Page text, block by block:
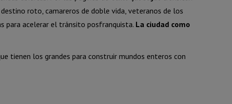
roto, camareros de doble vida, veteranos de los
para acelerar el tránsito posfranquista. La ciudad como
tienen los grandes para construir mundos enteros con